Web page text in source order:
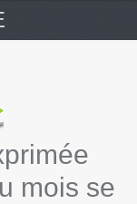
mois se